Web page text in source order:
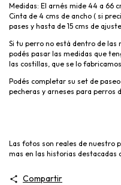
Medidas: El arnés mide 44 a 66
Cinta de 4 cms de ancho ( si
pases y hasta de 15 cms de
Si tu perro no está dentro de las
podés pasar las medidas que
las costillas, que se lo
Podés completar su set de
pecheras y arneses para perros
Las fotos son reales de nuestro
mas en las historias destacadas
Compartir